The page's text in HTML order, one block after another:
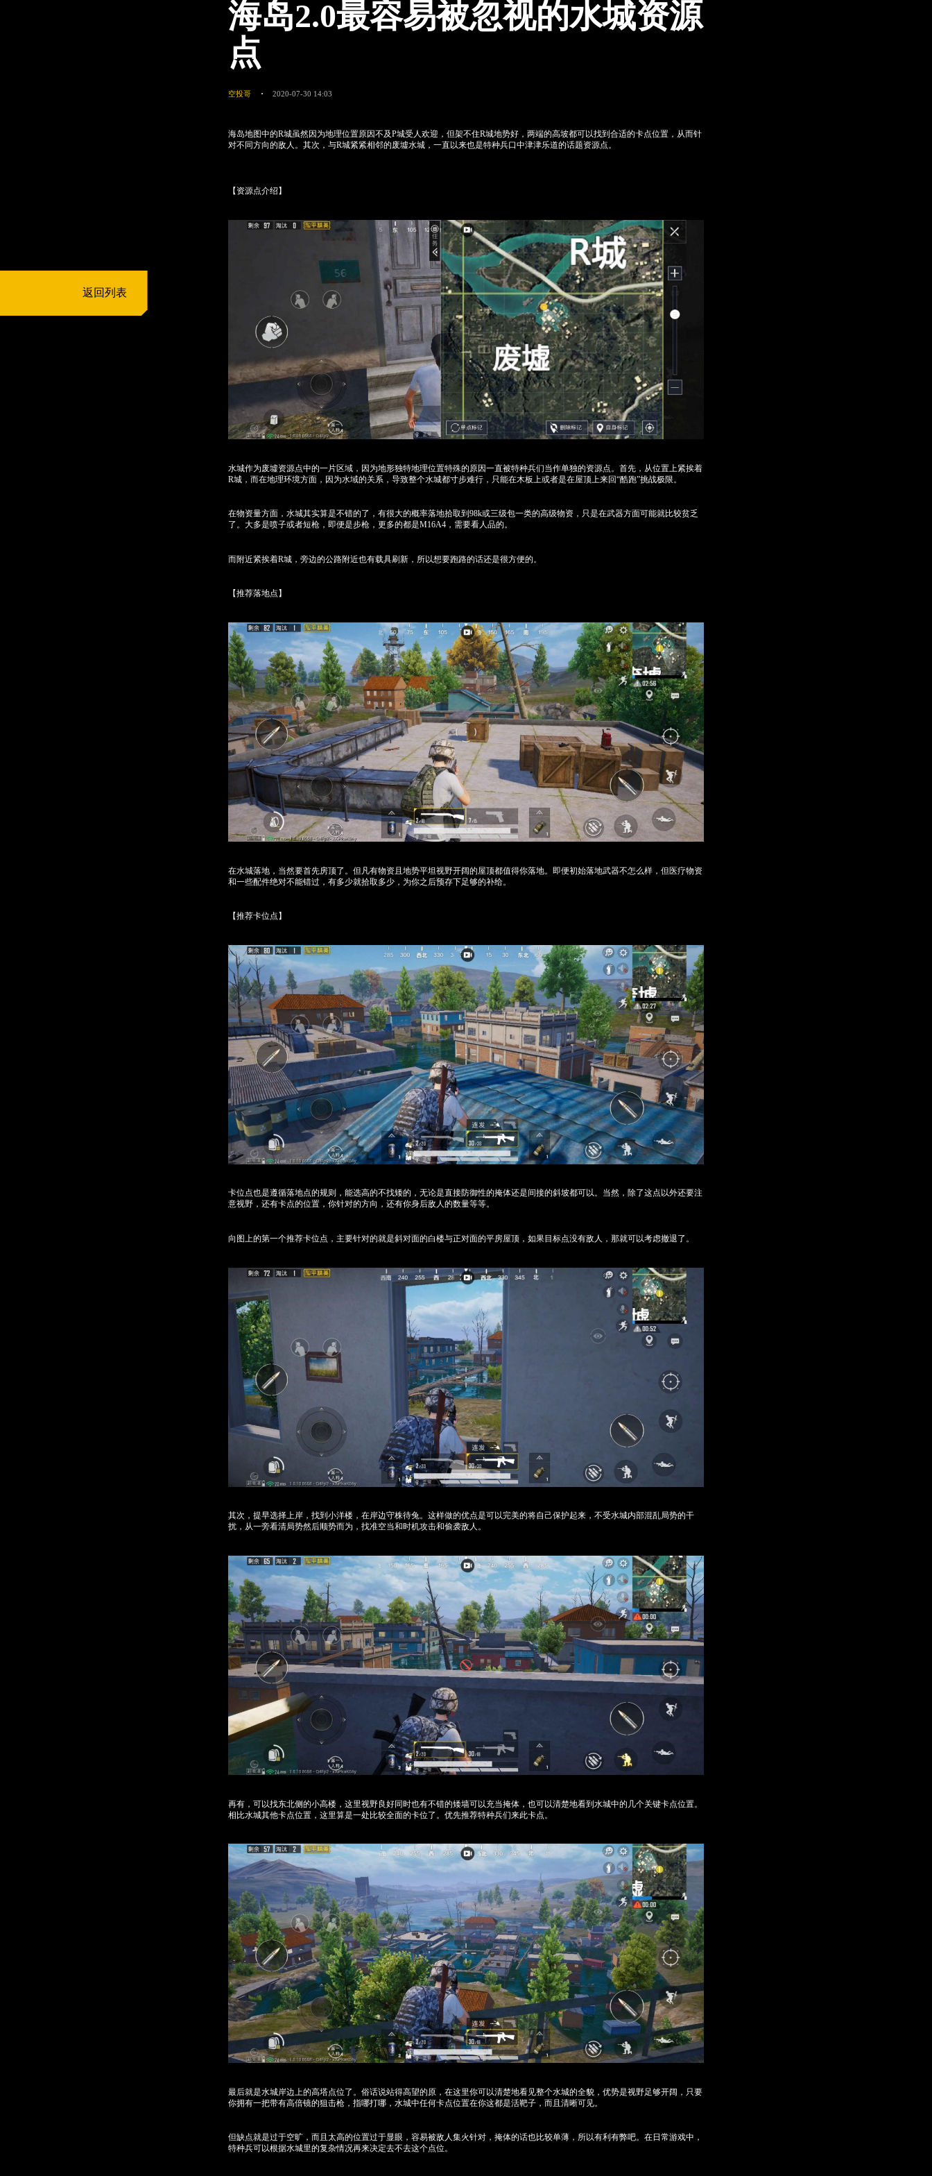
返回列表
海岛2.0最容易被忽视的水城资源
点
空投哥 2020-07-30 14:03
海岛地图中的R城虽然因为地理位置原因不及P城受人欢迎，但架不住R城地势好，两端的高坡都可以找到合适的卡点位置，从而针
对不同方向的敌人。其次，与R城紧紧相邻的废墟水城，一直以来也是特种兵口中津津乐道的话题资源点。
【资源点介绍】
水城作为废墟资源点中的一片区域，因为地形独特地理位置特殊的原因一直被特种兵们当作单独的资源点。首先，从位置上紧挨着
R城，而在地理环境方面，因为水域的关系，导致整个水城都寸步难行，只能在木板上或者是在屋顶上来回“酷跑”挑战极限。
在物资量方面，水城其实算是不错的了，有很大的概率落地拾取到98k或三级包一类的高级物资，只是在武器方面可能就比较贫乏
了。大多是喷子或者短枪，即便是步枪，更多的都是M16A4，需要看人品的。
而附近紧挨着R城，旁边的公路附近也有载具刷新，所以想要跑路的话还是很方便的。
【推荐落地点】
在水城落地，当然要首先房顶了。但凡有物资且地势平坦视野开阔的屋顶都值得你落地。即便初始落地武器不怎么样，但医疗物资
和一些配件绝对不能错过，有多少就拾取多少，为你之后预存下足够的补给。
【推荐卡位点】
卡位点也是遵循落地点的规则，能选高的不找矮的，无论是直接防御性的掩体还是间接的斜坡都可以。当然，除了这点以外还要注
意视野，还有卡点的位置，你针对的方向，还有你身后敌人的数量等等。
向图上的第一个推荐卡位点，主要针对的就是斜对面的白楼与正对面的平房屋顶，如果目标点没有敌人，那就可以考虑撤退了。
其次，提早选择上岸，找到小洋楼，在岸边守株待兔。这样做的优点是可以完美的将自己保护起来，不受水城内部混乱局势的干
扰，从一旁看清局势然后顺势而为，找准空当和时机攻击和偷袭敌人。
再有，可以找东北侧的小高楼，这里视野良好同时也有不错的矮墙可以充当掩体，也可以清楚地看到水城中的几个关键卡点位置。
相比水城其他卡点位置，这里算是一处比较全面的卡位了。优先推荐特种兵们来此卡点。
最后就是水城岸边上的高塔点位了。俗话说站得高望的原，在这里你可以清楚地看见整个水城的全貌，优势是视野足够开阔，只要
你拥有一把带有高倍镜的狙击枪，指哪打哪，水城中任何卡点位置在你这都是活靶子，而且清晰可见。
但缺点就是过于空旷，而且太高的位置过于显眼，容易被敌人集火针对，掩体的话也比较单薄，所以有利有弊吧。在日常游戏中，
特种兵可以根据水城里的复杂情况再来决定去不去这个点位。